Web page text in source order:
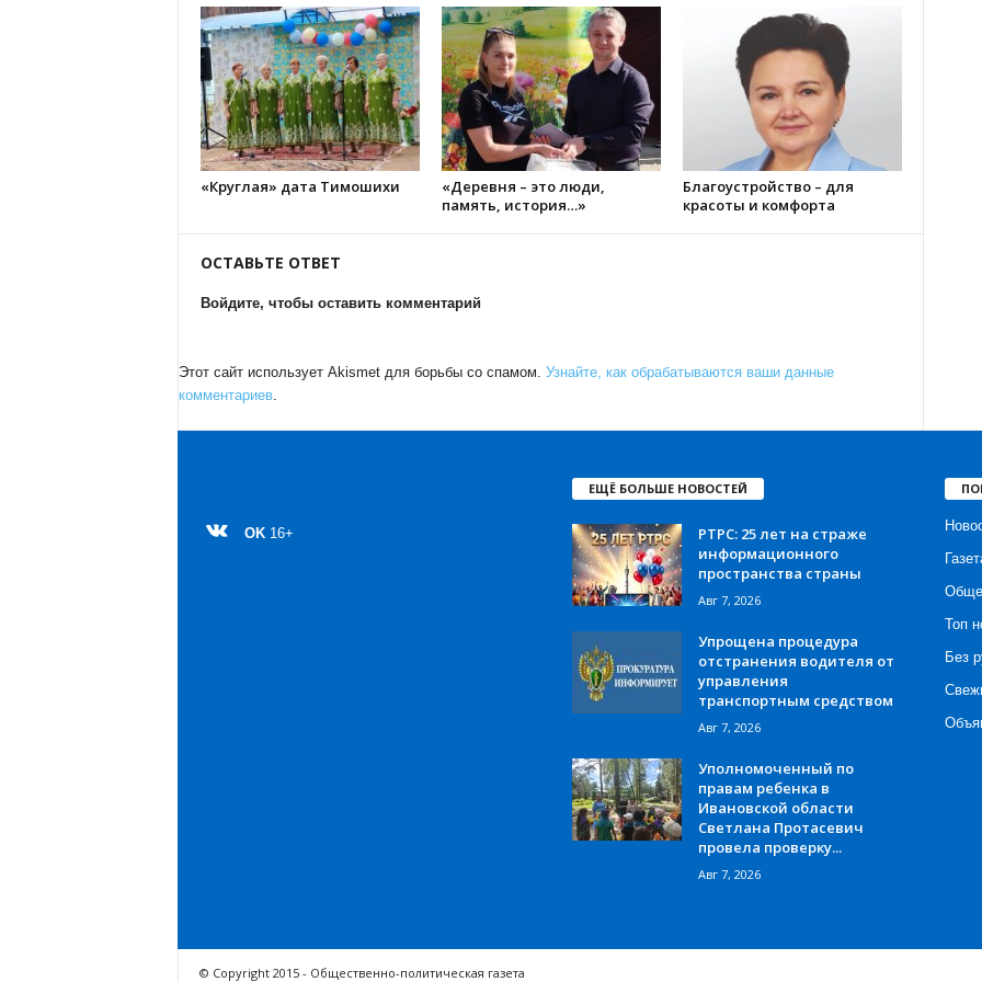
«Круглая» дата Тимошихи
«Деревня – это люди,
память, история…»
Благоустройство – для
красоты и комфорта
ОСТАВЬТЕ ОТВЕТ
Войдите, чтобы оставить комментарий
Этот сайт использует Akismet для борьбы со спамом. Узнайте, как обрабатываются ваши данные
комментариев.
OK 16+
ЕЩЁ БОЛЬШЕ НОВОСТЕЙ
РТРС: 25 лет на страже
информационного
пространства страны
Авг 7, 2026
Упрощена процедура
отстранения водителя от
управления
транспортным средством
Авг 7, 2026
Уполномоченный по
правам ребенка в
Ивановской области
Светлана Протасевич
провела проверку...
Авг 7, 2026
Топ
Без
© Copyright 2015 - Общественно-политическая газета